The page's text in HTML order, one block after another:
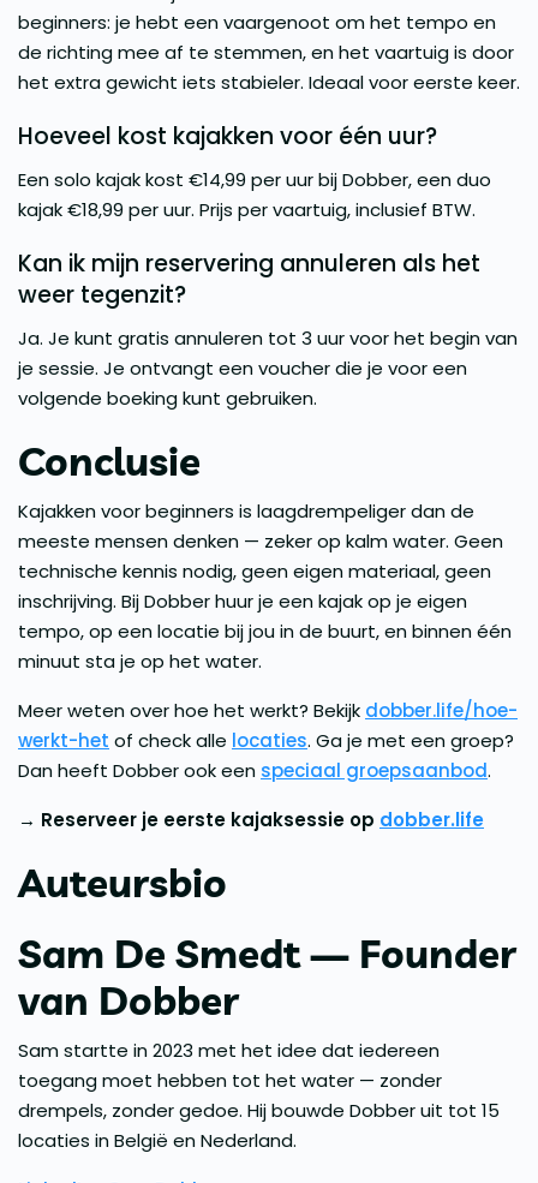
beginners: je hebt een vaargenoot om het tempo en
de richting mee af te stemmen, en het vaartuig is door
het extra gewicht iets stabieler. Ideaal voor eerste keer.
Hoeveel kost kajakken voor één uur?
Een solo kajak kost €14,99 per uur bij Dobber, een duo
kajak €18,99 per uur. Prijs per vaartuig, inclusief BTW.
Kan ik mijn reservering annuleren als het
weer tegenzit?
Ja. Je kunt gratis annuleren tot 3 uur voor het begin van
je sessie. Je ontvangt een voucher die je voor een
volgende boeking kunt gebruiken.
Conclusie
Kajakken voor beginners is laagdrempeliger dan de
meeste mensen denken — zeker op kalm water. Geen
technische kennis nodig, geen eigen materiaal, geen
inschrijving. Bij Dobber huur je een kajak op je eigen
tempo, op een locatie bij jou in de buurt, en binnen één
minuut sta je op het water.
Meer weten over hoe het werkt? Bekijk dobber.life/hoe-
werkt-het of check alle locaties. Ga je met een groep?
Dan heeft Dobber ook een speciaal groepsaanbod.
→ Reserveer je eerste kajaksessie op dobber.life
Auteursbio
Sam De Smedt— Founder
van Dobber
Sam startte in 2023 met het idee dat iedereen
toegang moet hebben tot het water — zonder
drempels, zonder gedoe. Hij bouwde Dobber uit tot 15
locaties in België en Nederland.